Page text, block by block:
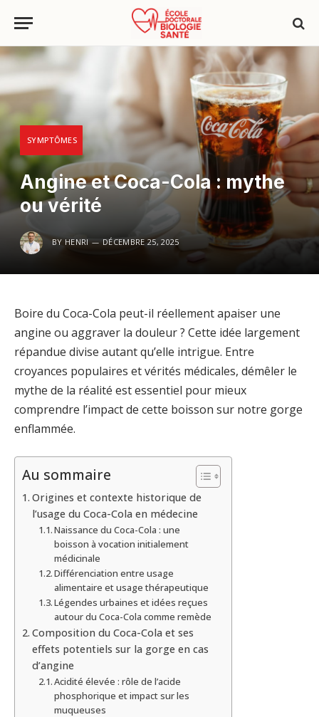
SYMPTÔMES
Angine et Coca-Cola : mythe
ou vérité
BY HENRI DÉCEMBRE 25, 2025
Boire du Coca-Cola peut-il réellement apaiser une
angine ou aggraver la douleur ? Cette idée largement
répandue divise autant qu’elle intrigue. Entre
croyances populaires et vérités médicales, démêler le
mythe de la réalité est essentiel pour mieux
comprendre l’impact de cette boisson sur notre gorge
enflammée.
Au sommaire
Origines et contexte historique de
l’usage du Coca-Cola en médecine
Naissance du Coca-Cola : une
boisson à vocation initialement
médicinale
Différenciation entre usage
alimentaire et usage thérapeutique
Légendes urbaines et idées reçues
autour du Coca-Cola comme remède
Composition du Coca-Cola et ses
effets potentiels sur la gorge en cas
d’angine
Acidité élevée : rôle de l’acide
phosphorique et impact sur les
muqueuses